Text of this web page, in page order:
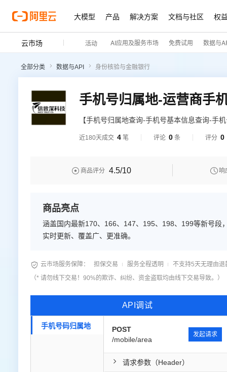
大模型 产品 解决方案 文档与社区 权
云市场 活动 AI应用及服务市场 免费试用 数据与
全部分类 数据与API 身份核验与金融银行
【手机号归属地查询-手机号基本信息查询-手
近180天成交 4 笔 评论 0 条 评分 0
 商品评分 4.5/10  响
商品亮点
涵盖国内最新170、166、147、195、198、199等新号段
实时更新、覆盖广、更准确。
 云市场服务保障： 担保交易 服务全程透明
不支持5天无理由退
（* 请勿线下交易！90%的欺诈、纠纷、资金盗取均由线下交易导致。）
API调试
手机号码归属地
POST
/mobile/area
发起请求
请求参数（Header）